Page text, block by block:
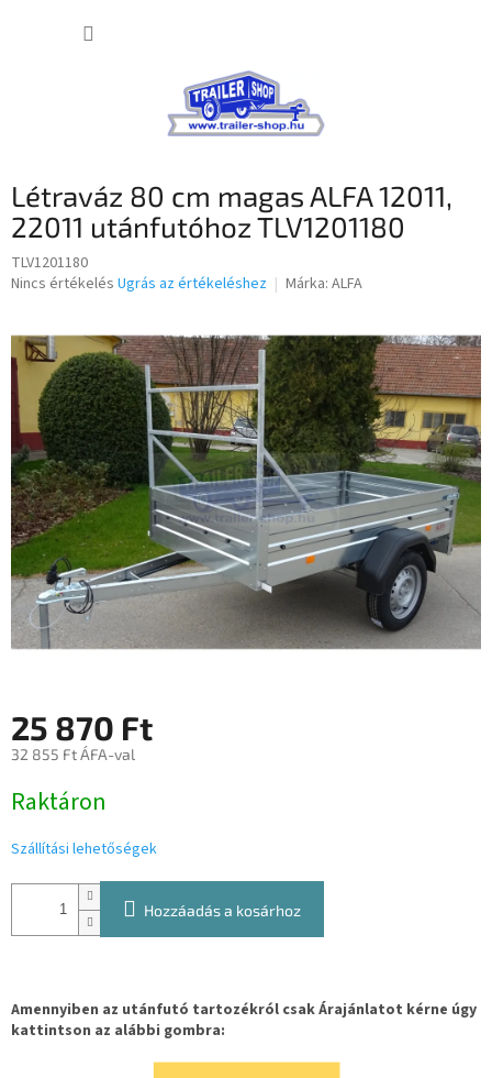
Létraváz 80 cm magas ALFA 12011,
22011 utánfutóhoz TLV1201180
TLV1201180
A
értékelése
5-
ből
0,0
csillag.
Nincs értékelés Ugrás az értékeléshez Márka: ALFA
25 870 Ft
32 855 Ft ÁFA-val
Raktáron
Szállítási lehetőségek
Hozzáadás a kosárhoz
Amennyiben az utánfutó tartozékról csak Árajánlatot kérne úgy
kattintson az alábbi gombra: